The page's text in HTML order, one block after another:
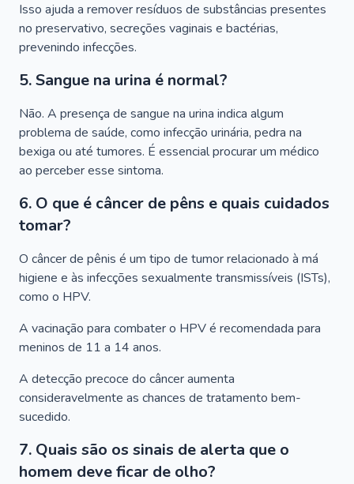
Isso ajuda a remover resíduos de substâncias presentes
no preservativo, secreções vaginais e bactérias,
prevenindo infecções.
5. Sangue na urina é normal?
Não. A presença de sangue na urina indica algum
problema de saúde, como infecção urinária, pedra na
bexiga ou até tumores. É essencial procurar um médico
ao perceber esse sintoma.
6. O que é câncer de pêns e quais cuidados
tomar?
O câncer de pênis é um tipo de tumor relacionado à má
higiene e às infecções sexualmente transmissíveis (ISTs),
como o HPV.
A vacinação para combater o HPV é recomendada para
meninos de 11 a 14 anos.
A detecção precoce do câncer aumenta
consideravelmente as chances de tratamento bem-
sucedido.
7. Quais são os sinais de alerta que o
homem deve ficar de olho?